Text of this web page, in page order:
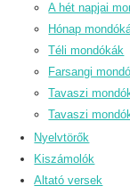
A hét napjai
Hónap
Téli mondókák
Farsangi
Tavaszi
Tavaszi
Nyelvtörők
Kiszámolók
Altató versek